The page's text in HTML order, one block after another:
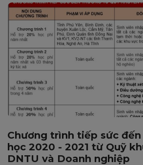
Chương trình tiếp sức
học 2020 - 2021 từ Quỹ
DNTU và Doanh nghiệp